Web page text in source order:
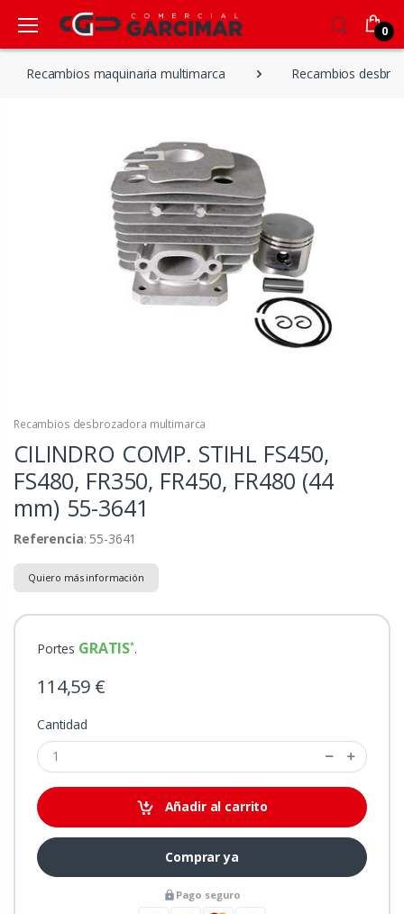
0
Recambios maquinaria multimarca Recambios
Recambios desbrozadora multimarca
CILINDRO COMP. STIHL FS450,
FS480, FR350, FR450, FR480 (44
mm) 55-3641
Referencia: 55-3641
Quiero más información
Portes GRATIS .
114,59 €
Cantidad
Añadir al carrito
Comprar ya
Pago seguro